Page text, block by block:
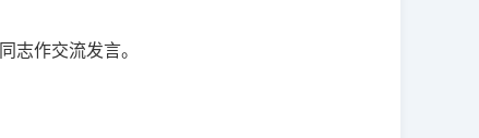
志作交流发言。